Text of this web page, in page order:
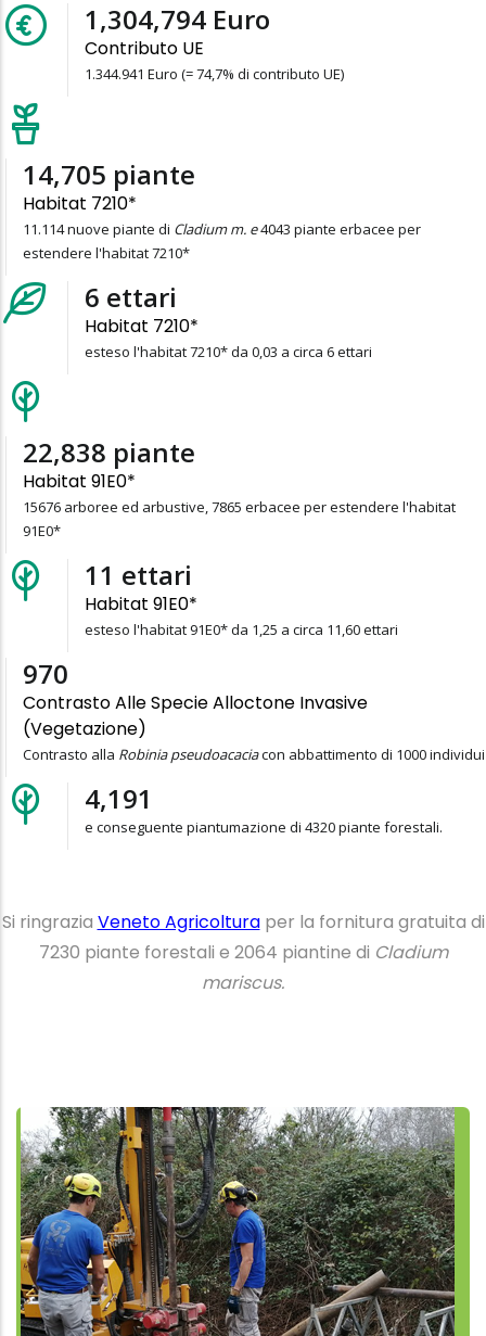
1,344,941 Euro
Contributo UE
1.344.941 Euro (= 74,7% di contributo UE)
15,157 piante
Habitat 7210*
11.114 nuove piante di Cladium m. e4043 piante erbacee per
estendere l'habitat 7210*
6 ettari
Habitat 7210*
esteso l'habitat 7210* da 0,03 a circa 6 ettari
23,541 piante
Habitat 91E0*
15676 arboree ed arbustive, 7865 erbacee per estendere l'habitat
91E0*
11 ettari
Habitat 91E0*
esteso l'habitat 91E0* da 1,25 a circa 11,60 ettari
1,000
Contrasto Alle Specie Alloctone Invasive
(vegetazione)
Contrasto alla Robinia pseudoacaciacon abbattimento di 1000 individui
4,320
e conseguente piantumazione di 4320 piante forestali.
Si ringrazia Veneto Agricolturaper la fornitura gratuita di
7230 piante forestali e 2064 piantine di Cladium
mariscus.